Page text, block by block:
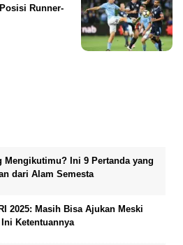
Runner-
Mengikutimu? Ini 9 Pertanda yang
dari Alam Semesta
2025: Masih Bisa Ajukan Meski
Ketentuannya